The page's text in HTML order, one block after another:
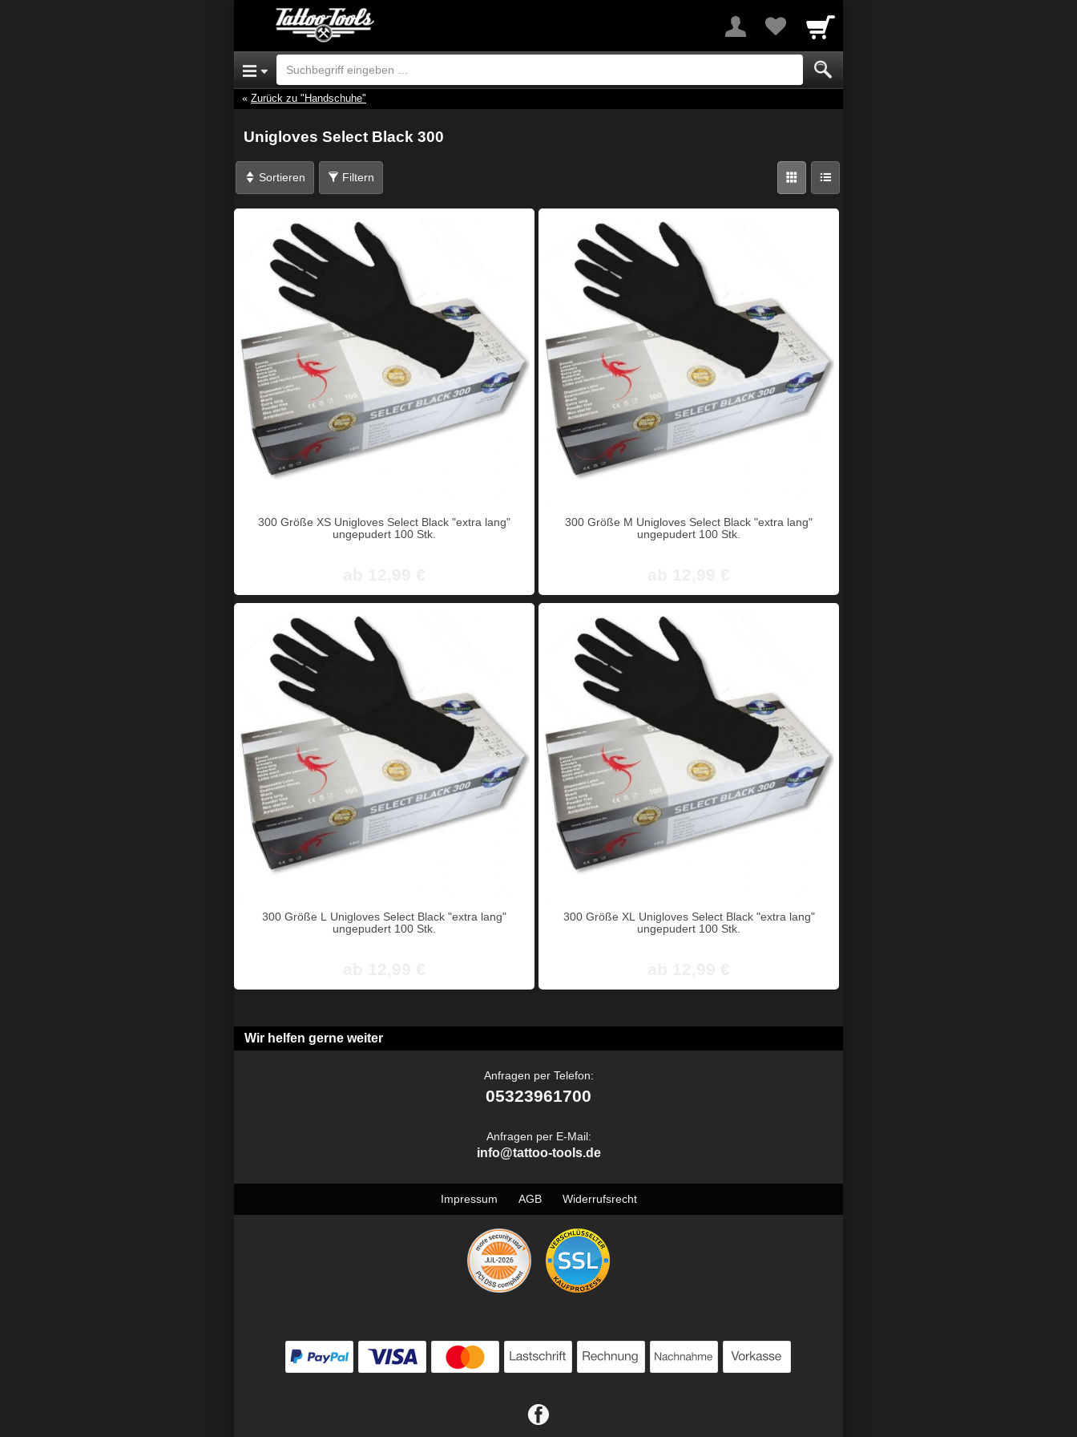
Zurück zu "Handschuhe"
Unigloves Select Black 300
Sortieren Filtern
300 Größe XS Unigloves Select Black "extra lang"
ungepudert 100 Stk.
300 Größe M Unigloves Select Black "extra lang"
ungepudert 100 Stk.
300 Größe L Unigloves Select Black "extra lang"
ungepudert 100 Stk.
300 Größe XL Unigloves Select Black "extra lang"
ungepudert 100 Stk.
Wir helfen gerne weiter
Anfragen per Telefon:
05323961700
Anfragen per E-Mail:
info@tattoo-tools.de
Impressum AGB Widerrufsrecht